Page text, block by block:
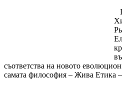
съответства на новото
самата философия – Жива Етика –